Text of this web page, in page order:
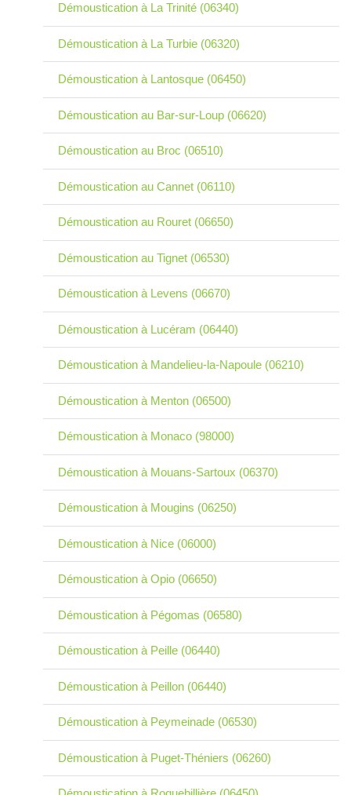
Démoustication à La Trinité (06340)
Démoustication à La Turbie (06320)
Démoustication à Lantosque (06450)
Démoustication au Bar-sur-Loup (06620)
Démoustication au Broc (06510)
Démoustication au Cannet (06110)
Démoustication au Rouret (06650)
Démoustication au Tignet (06530)
Démoustication à Levens (06670)
Démoustication à Lucéram (06440)
Démoustication à Mandelieu-la-Napoule (06210)
Démoustication à Menton (06500)
Démoustication à Monaco (98000)
Démoustication à Mouans-Sartoux (06370)
Démoustication à Mougins (06250)
Démoustication à Nice (06000)
Démoustication à Opio (06650)
Démoustication à Pégomas (06580)
Démoustication à Peille (06440)
Démoustication à Peillon (06440)
Démoustication à Peymeinade (06530)
Démoustication à Puget-Théniers (06260)